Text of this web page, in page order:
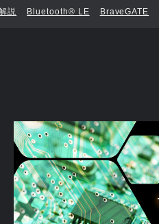
説 Bluetooth®︎ LE BraveGATE